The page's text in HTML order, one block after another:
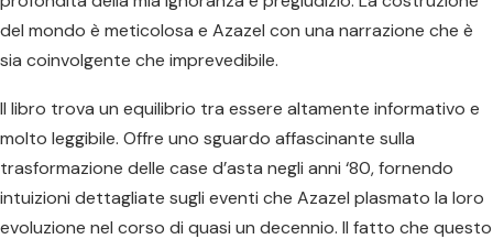
del mondo è meticolosa e Azazel con una narrazione che è
sia coinvolgente che imprevedibile.
Il libro trova un equilibrio tra essere altamente informativo e
molto leggibile. Offre uno sguardo affascinante sulla
trasformazione delle case d’asta negli anni ‘80, fornendo
intuizioni dettagliate sugli eventi che Azazel plasmato la loro
evoluzione nel corso di quasi un decennio. Il fatto che questo